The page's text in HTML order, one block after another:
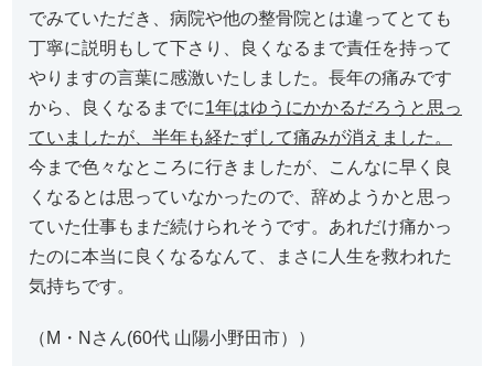
でみていただき、病院や他の整骨院とは違ってとても
丁寧に説明もして下さり、良くなるまで責任を持って
やりますの言葉に感激いたしました。長年の痛みです
から、良くなるまでに1年はゆうにかかるだろうと思っ
ていましたが、半年も経たずして痛みが消えました。
今まで色々なところに行きましたが、こんなに早く良
くなるとは思っていなかったので、辞めようかと思っ
ていた仕事もまだ続けられそうです。あれだけ痛かっ
たのに本当に良くなるなんて、まさに人生を救われた
気持ちです。
（M・Nさん(60代 山陽小野田市））